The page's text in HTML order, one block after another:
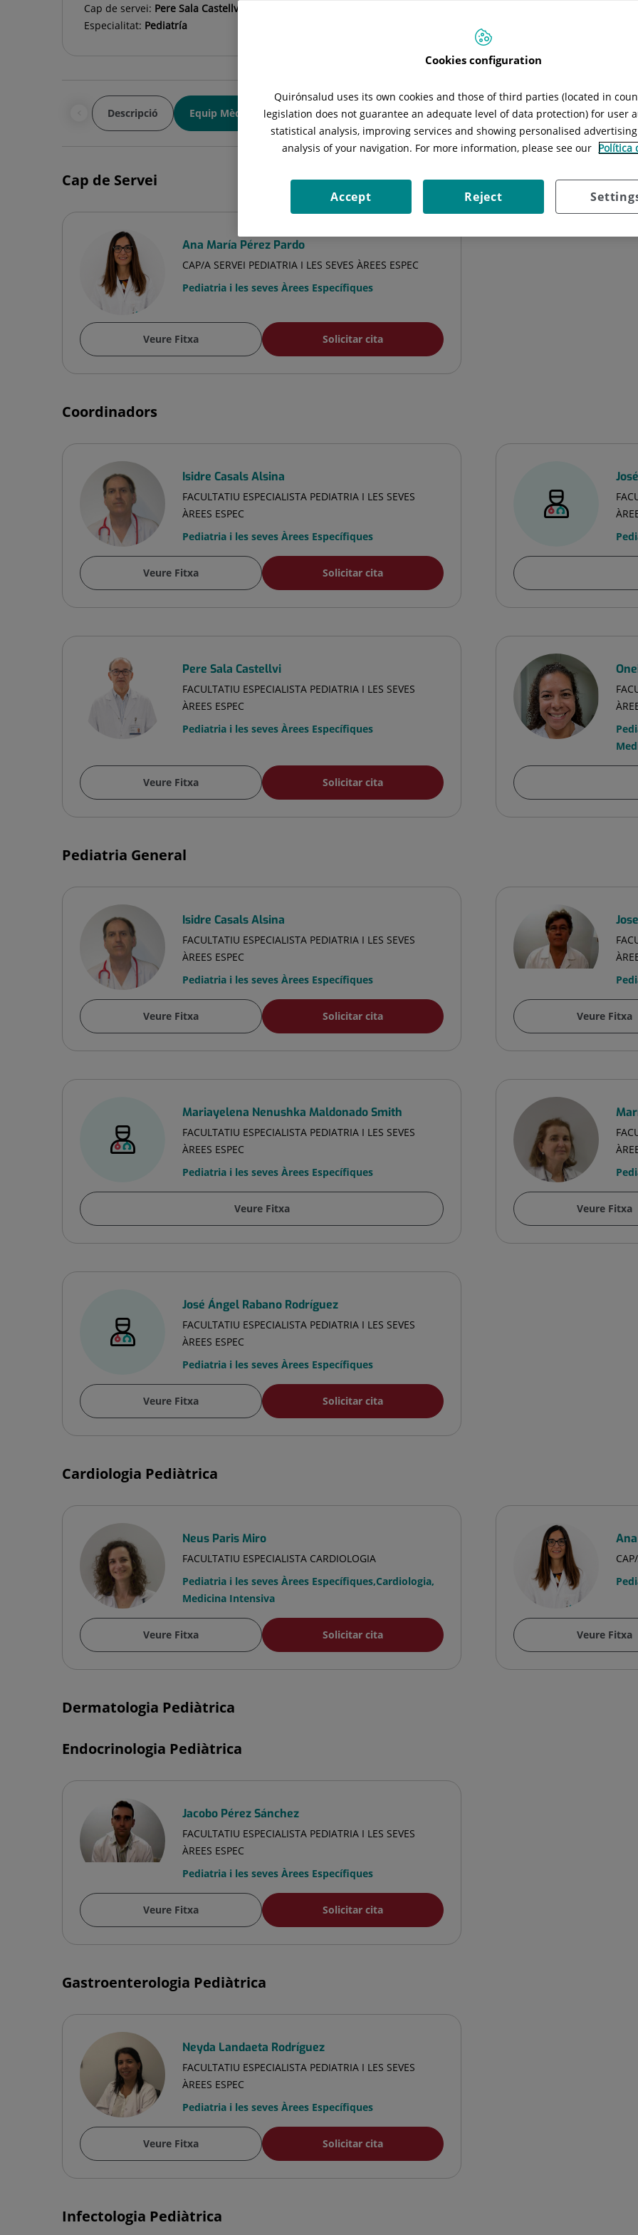
Cap de servei: Pere Sala Castellví
Especialitat: Pediatría
Descripció Equip Mèdic Pediatria General Cardiologia pediàtrica Gastroenterologia y
Cap de Servei
Ana María Pérez Pardo
CAP/A SERVEI PEDIATRIA I LES SEVES ÀREES ESPEC
Pediatria i les seves Àrees Específiques
Veure Fitxa Solicitar cita
Coordinadors
Isidre Casals Alsina
FACULTATIU ESPECIALISTA PEDIATRIA I LES SEVES
ÀREES ESPEC
Pediatria i les seves Àrees Específiques
Veure Fitxa Solicitar cita
Pere Sala Castellvi
FACULTATIU ESPECIALISTA PEDIATRIA I LES SEVES
ÀREES ESPEC
Pediatria i les seves Àrees Específiques
Veure Fitxa Solicitar cita
Pediatria General
Isidre Casals Alsina
FACULTATIU ESPECIALISTA PEDIATRIA I LES SEVES
ÀREES ESPEC
Pediatria i les seves Àrees Específiques
Veure Fitxa Solicitar cita Veure Fitxa
Mariayelena Nenushka Maldonado Smith
FACULTATIU ESPECIALISTA PEDIATRIA I LES SEVES
ÀREES ESPEC
Pediatria i les seves Àrees Específiques
Veure Fitxa Veure Fitxa
José Ángel Rabano Rodríguez
FACULTATIU ESPECIALISTA PEDIATRIA I LES SEVES
ÀREES ESPEC
Pediatria i les seves Àrees Específiques
Veure Fitxa Solicitar cita
Cardiologia Pediàtrica
Neus Paris Miro
FACULTATIU ESPECIALISTA CARDIOLOGIA
Pediatria i les seves Àrees Específiques,Cardiologia,
Medicina Intensiva
Veure Fitxa Solicitar cita Veure Fitxa
Dermatologia Pediàtrica
Endocrinologia Pediàtrica
Jacobo Pérez Sánchez
FACULTATIU ESPECIALISTA PEDIATRIA I LES SEVES
ÀREES ESPEC
Pediatria i les seves Àrees Específiques
Veure Fitxa Solicitar cita
Gastroenterologia Pediàtrica
Neyda Landaeta Rodríguez
FACULTATIU ESPECIALISTA PEDIATRIA I LES SEVES
ÀREES ESPEC
Pediatria i les seves Àrees Específiques
Veure Fitxa Solicitar cita
Infectologia Pediàtrica
Cookies configuration
Quirónsalud uses its own cookies and those of third parties (located in
legislation does not guarantee an adequate level of data protection) for user
statistical analysis, improving services and showing personalised
analysis of your navigation. For more information, please see our Política
Reject
Accept